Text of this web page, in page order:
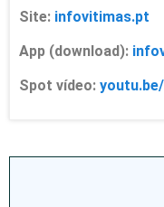
Site: infovitimas.pt
App (download):
Spot vídeo: